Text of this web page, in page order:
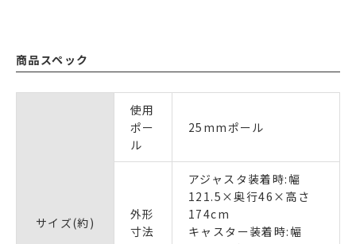
商品スペック
サイズ(約)
使用
ポー
ル
25mmポール
外形
寸法
アジャスタ装着時:幅
121.5×奥行46×高さ
174cm
キャスター装着時:幅